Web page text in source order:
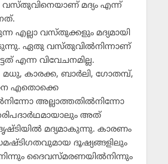
വസ്തുവിനെയാണ് മദ്യം എന്ന്
എല്ലാ വസ്തുക്കളും മദ്യമായി
ഏതു വസ്തുവില്‍നിന്നാണ്
എന്ന വിവേചനമില്ല.
മധു, കാരക്ക, ബാര്‍ലി, ഗോതമ്പ്,
എതൊക്കെ
അല്ലാത്തതില്‍നിന്നോ
അത്
മദ്യമാകുന്നു. കാരണം
ദൂഷ്യങ്ങളിലും
ദൈവസ്മരണയില്‍നിന്നും